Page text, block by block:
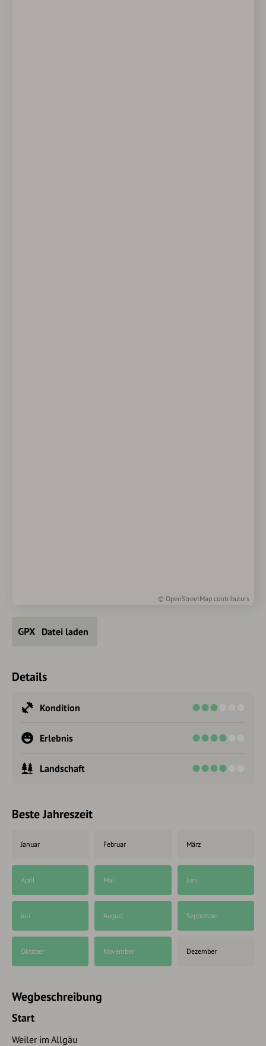
© OpenStreetMap contributors
Datei laden
Details
Kondition
Erlebnis
Landschaft
Beste Jahreszeit
Januar Februar März
April Mai Juni
Juli August September
Oktober November Dezember
Wegbeschreibung
Start
Weiler im Allgäu